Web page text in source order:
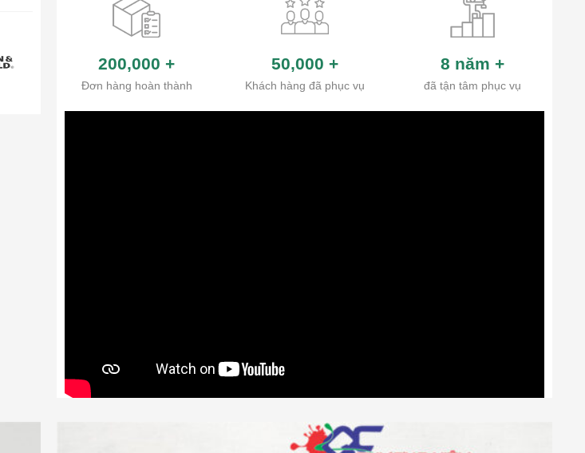
200,000 +
Đơn hàng hoàn thành
50,000 +
Khách hàng đã phục vụ
8 năm +
đã tận tâm phục vụ